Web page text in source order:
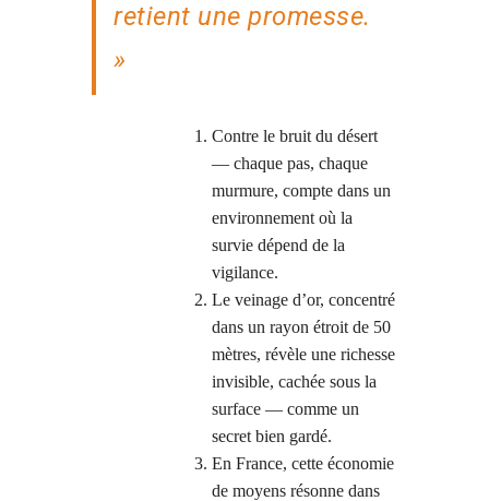
retient une promesse.
»
Contre le bruit du désert
— chaque pas, chaque
murmure, compte dans un
environnement où la
survie dépend de la
vigilance.
Le veinage d’or, concentré
dans un rayon étroit de 50
mètres, révèle une richesse
invisible, cachée sous la
surface — comme un
secret bien gardé.
En France, cette économie
de moyens résonne dans